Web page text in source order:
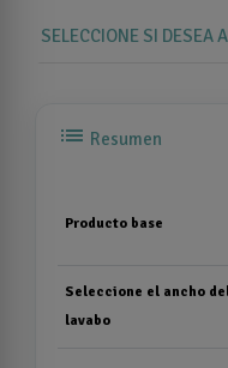
SELECCIONE SI DESEA
list Resumen
Producto base
Seleccione el ancho
lavabo